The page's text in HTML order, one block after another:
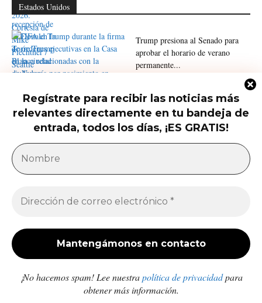
Regístrate para recibir las noticias más
relevantes directamente en tu bandeja de
entrada, todos los días, ¡ES GRATIS!
¡No hacemos spam! Lee nuestrapolítica de privacidadpara
obtener más información.
Estados Unidos
Trump firma nuevas órdenes para
restringir la ciudadanía por
nacimiento
Trump presiona al Senado para
aprobar el horario de verano
permanente...
América Latina
demócratas de impulsar una campaña contra...
Enfermedades crónicas y diarrea van en aumento
en comunidades afectadas por los sismos en...